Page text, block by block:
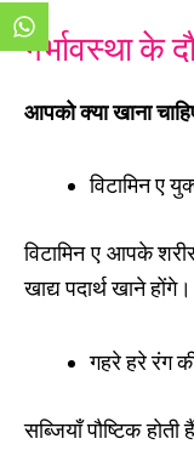
गर्भावस्था के
आपको क्या खाना
विटामिन ए
विटामिन ए आपके
खाद्य पदार्थ खाने
गहरे हरे रंग
सब्जियाँ पौष्टिक